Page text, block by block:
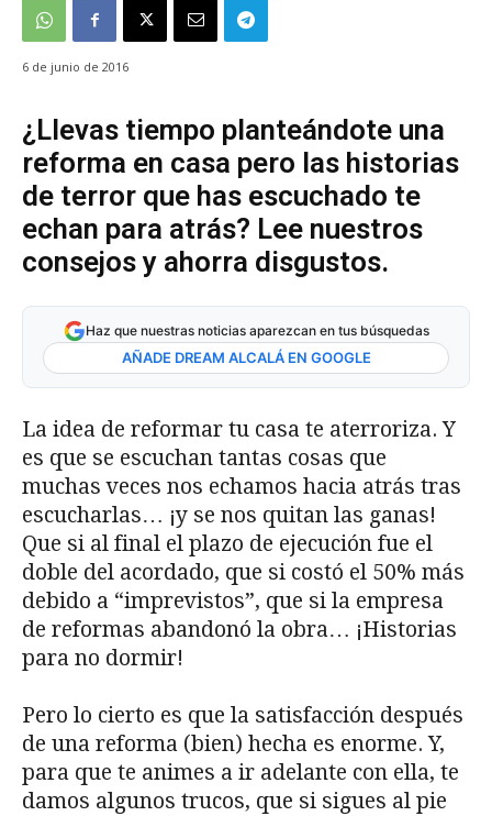
6 de junio de 2016
¿Llevas tiempo planteándote una
reforma en casa pero las historias
de terror que has escuchado te
echan para atrás? Lee nuestros
consejos y ahorra disgustos.
Haz que nuestras noticias aparezcan en tus búsquedas
AÑADE DREAM ALCALÁ EN GOOGLE
La idea de reformar tu casa te aterroriza. Y
es que se escuchan tantas cosas que
muchas veces nos echamos hacia atrás tras
escucharlas… ¡y se nos quitan las ganas!
Que si al final el plazo de ejecución fue el
doble del acordado, que si costó el 50% más
debido a “imprevistos”, que si la empresa
de reformas abandonó la obra… ¡Historias
para no dormir!
Pero lo cierto es que la satisfacción después
de una reforma (bien) hecha es enorme. Y,
para que te animes a ir adelante con ella, te
damos algunos trucos, que si sigues al pie